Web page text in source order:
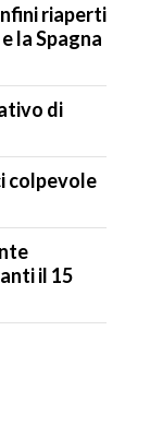
riaperti
la Spagna
di
colpevole
il 15